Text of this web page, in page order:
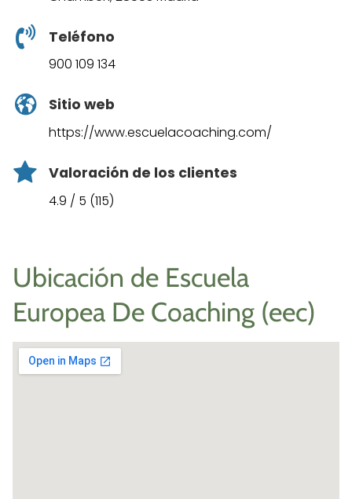
Teléfono
900 109 134
Sitio web
https://www.escuelacoaching.com/
Valoración de los clientes
4.9 / 5 (115)
Ubicación de Escuela
Europea De Coaching (eec)